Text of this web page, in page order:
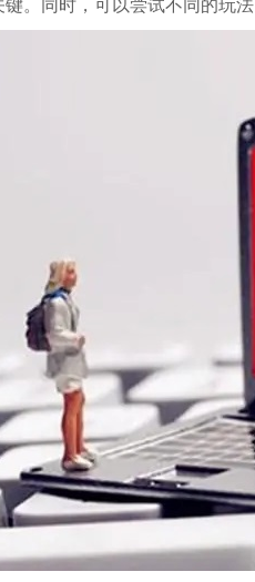
。同时，可以尝试不同的玩